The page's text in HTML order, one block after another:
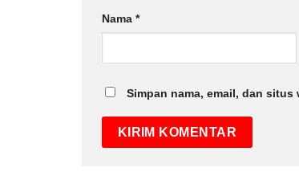
Nama *
Simpan nama, email, dan